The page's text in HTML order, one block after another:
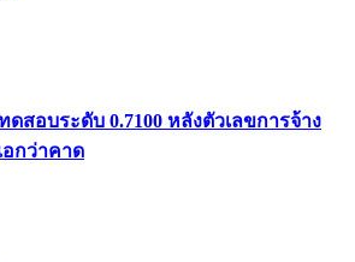
ดสอบระดับ 0.7100 หลังตัวเลขการจ้าง
อกว่าคาด